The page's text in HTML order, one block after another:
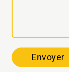
Envoyer